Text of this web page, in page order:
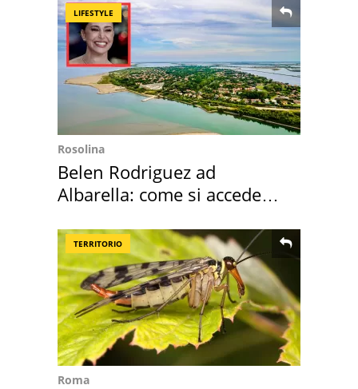
LIFESTYLE
Rosolina
Belen Rodriguez ad
Albarella: come si accede
TERRITORIO
Roma